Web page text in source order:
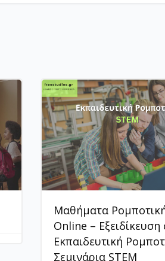
Μαθήματα
Online – Εξειδίκευση
Εκπαιδευτική
Σεμινάρια STEM